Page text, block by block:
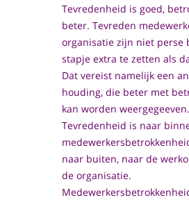
Tevredenheid is goed,
beter. Tevreden
organisatie zijn niet perse
stapje extra te zetten als
Dat vereist namelijk een
houding, die beter met
kan worden weergegeeven.
Tevredenheid is naar
naar buiten, naar de
de organisatie.